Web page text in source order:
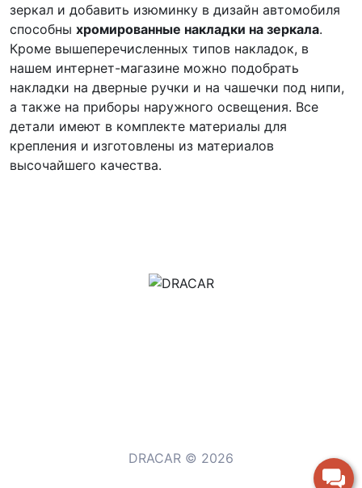
зеркал и добавить изюминку в дизайн автомобиля
способны хромированные накладки на зеркала.
Кроме вышеперечисленных типов накладок, в
нашем интернет-магазине можно подобрать
накладки на дверные ручки и на чашечки под нипи,
а также на приборы наружного освещения. Все
детали имеют в комплекте материалы для
крепления и изготовлены из материалов
высочайшего качества.
DRACAR © 2026